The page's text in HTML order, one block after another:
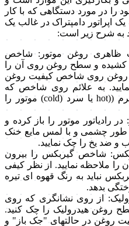
را در مورد دستگاهی که با کار
اپراتور دامپتراک در غالب یک
به شرح زیر است:
روغن موتور: شاخص
و سطح روغن روی آن را
روغن روی شاخص کیفیت روغن
به علائم روی شاخص که
وضعیت روغن در حالت گرم ((hot یا سرد (cold) موتور را
رادیاتور موتور را باز کرده و
طور چشمی و با لمس مایع خنک
و ضد یخ را چک نمایید.
شاخص گیربکس را بیرون
ملاحظه نمایید. از نظر کیفی
نباید به رنگ قهوه ای تیره
بدهد.
از روی نشانگری که روی
روغن هیدرولیک را چک کنید.
روغن در حالتهای "جک باز" و